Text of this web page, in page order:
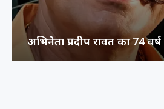
अभिनेता प्रदीप रावत का 74 वर्ष